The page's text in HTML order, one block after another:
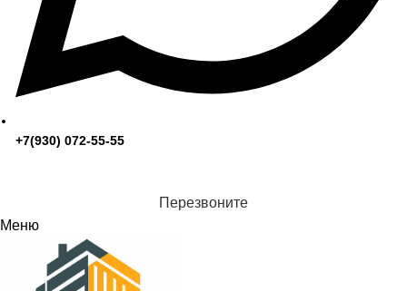
+7(930) 072-55-55
Перезвоните
Меню